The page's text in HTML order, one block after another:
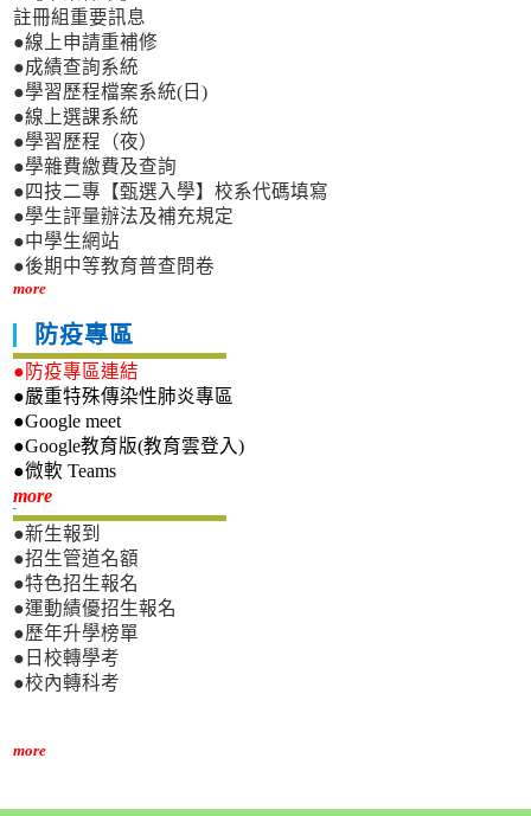
註冊組重要訊息
●線上申請重補修
●成績查詢系統
●學習歷程檔案系統(日)
●線上選課系統
●學習歷程（夜）
●學雜費繳費及查詢
●四技二專【甄選入學】校系代碼填寫
●學生評量辦法及補充規定
●中學生網站
●後期中等教育普查問卷
more
防疫專區
●防疫專區連結
●嚴重特殊傳染性肺炎專區
●Google meet
●Google教育版(教育雲登入)
●微軟 Teams
more新生專區
●新生報到
●招生管道名額
●特色招生報名
●運動績優招生報名
●歷年升學榜單
●日校轉學考
●校內轉科考
more